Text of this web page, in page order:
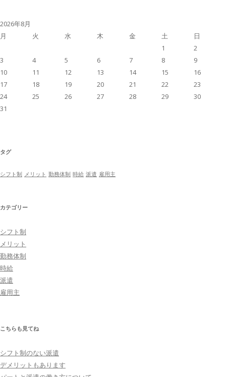
2026年8月
月
火 水 木 金 土
日
1
2
3
4 5 6 7 8
9
10
11 12 13 14 15
16
17
18 19 20 21 22
23
24
25 26 27 28 29
30
31
タグ
シフト制 メリット 勤務体制 時給 派遣 雇用主
カテゴリー
シフト制
メリット
勤務体制
時給
派遣
雇用主
こちらも見てね
シフト制のない派遣
デメリットもあります